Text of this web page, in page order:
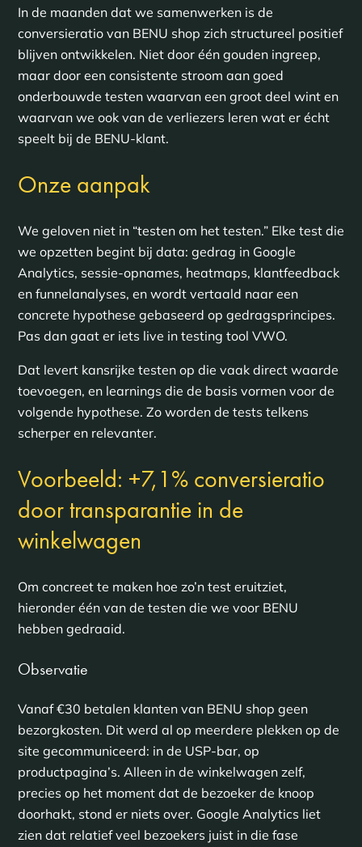
In de maanden dat we samenwerken is de
conversieratio van BENU shop zich structureel positief
blijven ontwikkelen. Niet door één gouden ingreep,
maar door een consistente stroom aan goed
onderbouwde testen waarvan een groot deel wint en
waarvan we ook van de verliezers leren wat er écht
speelt bij de BENU-klant.
Onze aanpak
We geloven niet in “testen om het testen.” Elke test die
we opzetten begint bij data: gedrag in Google
Analytics, sessie-opnames, heatmaps, klantfeedback
en funnelanalyses, en wordt vertaald naar een
concrete hypothese gebaseerd op gedragsprincipes.
Pas dan gaat er iets live in testing tool VWO.
Dat levert kansrijke testen op die vaak direct waarde
toevoegen, en learnings die de basis vormen voor de
volgende hypothese. Zo worden de tests telkens
scherper en relevanter.
Voorbeeld: +7,1% conversieratio
door transparantie in de
winkelwagen
Om concreet te maken hoe zo’n test eruitziet,
hieronder één van de testen die we voor BENU
hebben gedraaid.
Observatie
Vanaf €30 betalen klanten van BENU shop geen
bezorgkosten. Dit werd al op meerdere plekken op de
site gecommuniceerd: in de USP-bar, op
productpagina’s. Alleen in de winkelwagen zelf,
precies op het moment dat de bezoeker de knoop
doorhakt, stond er niets over. Google Analytics liet
zien dat relatief veel bezoekers juist in die fase